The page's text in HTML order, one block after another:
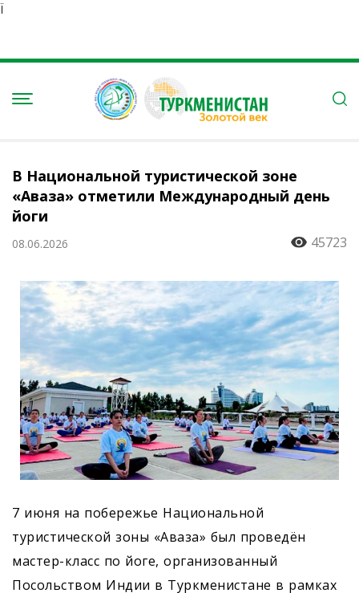
Ï
В Национальной туристической зоне
«Аваза» отметили Международный день
йоги
08.06.2026 45723
7 июня на побережье Национальной
туристической зоны «Аваза» был проведён
мастер-класс по йоге, организованный
Посольством Индии в Туркменистане в рамках